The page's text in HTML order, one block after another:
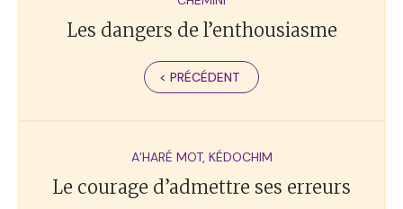
Les dangers de l’enthousiasme
< PRÉCÉDENT
A’HARÉ MOT, KÉDOCHIM
Le courage d’admettre ses erreurs